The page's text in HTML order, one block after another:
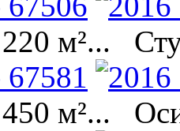
м²...
м²...